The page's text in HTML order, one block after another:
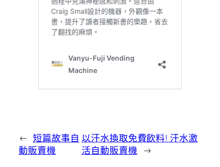
← 短篇故事自
動販賣機
以汗水換取免費飲料! 汗水激
活自動販賣機 →